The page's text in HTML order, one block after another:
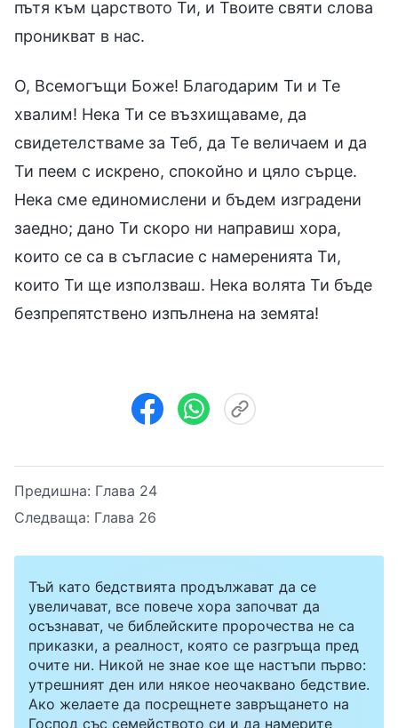
пътя към царството Ти, и Твоите святи слова
проникват в нас.
О, Всемогъщи Боже! Благодарим Ти и Те
хвалим! Нека Ти се възхищаваме, да
свидетелстваме за Теб, да Те величаем и да
Ти пеем с искрено, спокойно и цяло сърце.
Нека сме единомислени и бъдем изградени
заедно; дано Ти скоро ни направиш хора,
които се са в съгласие с намеренията Ти,
които Ти ще използваш. Нека волята Ти бъде
безпрепятствено изпълнена на земята!
Предишна: Глава 24
Следваща: Глава 26
Тъй като бедствията продължават да се
увеличават, все повече хора започват да
осъзнават, че библейските пророчества не са
приказки, а реалност, която се разгръща пред
очите ни. Никой не знае кое ще настъпи първо:
утрешният ден или някое неочаквано бедствие.
Ако желаете да посрещнете завръщането на
Господ със семейството си и да намерите